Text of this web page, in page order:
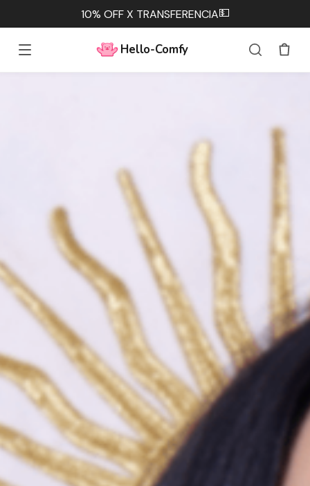
10% OFF X TRANSFERENCIA💵
Hello-Comfy